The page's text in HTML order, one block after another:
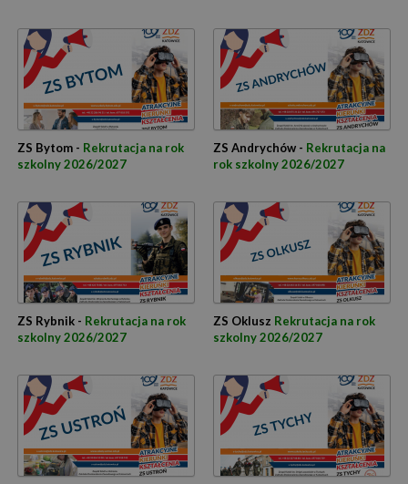
ZS Bytom - Rekrutacja na rok
szkolny 2026/2027
ZS Andrychów - Rekrutacja na
rok szkolny 2026/2027
ZS Rybnik - Rekrutacja na rok
szkolny 2026/2027
ZS Oklusz Rekrutacja na rok
szkolny 2026/2027